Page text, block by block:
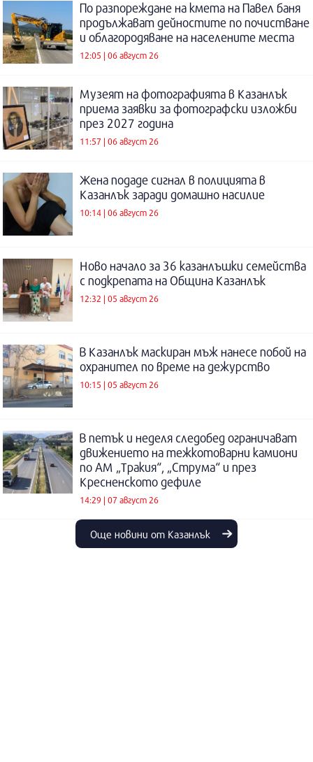
По разпореждане на кмета на Павел баня
продължават дейностите по почистване
и облагородяване на населените места
12:05 | 06 август 26
Музеят на фотографията в Казанлък
приема заявки за фотографски изложби
през 2027 година
11:57 | 06 август 26
Жена подаде сигнал в полицията в
Казанлък заради домашно насилие
10:14 | 06 август 26
Ново начало за 36 казанлъшки семейства
с подкрепата на Община Казанлък
12:32 | 05 август 26
В Казанлък маскиран мъж нанесе побой на
охранител по време на дежурство
10:15 | 05 август 26
В петък и неделя следобед ограничават
движението на тежкотоварни камиони
по АМ „Тракия“, „Струма“ и през
Кресненското дефиле
14:29 | 07 август 26
Още новини от Казанлък